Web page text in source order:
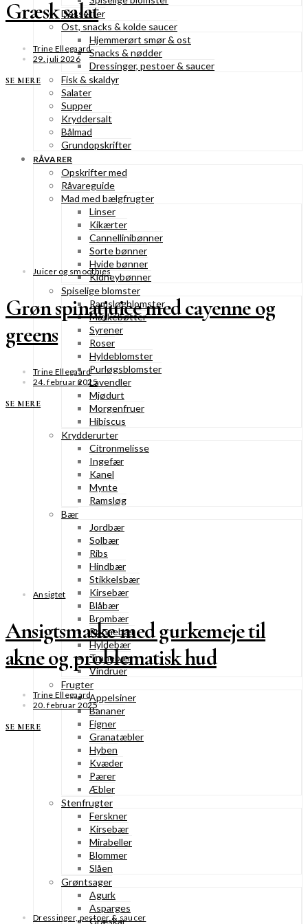
Desserter
Ost, snacks & kolde saucer
Hjemmerørt smør & ost
Snacks & nødder
Dressinger, pestoer & saucer
Fisk & skaldyr
Salater
Supper
Kryddersalt
Bålmad
Grundopskrifter
RÅVARER
Opskrifter med
Råvareguide
Mad med bælgfrugter
Linser
Kikærter
Cannellinibønner
Sorte bønner
Hvide bønner
Kidneybønner
Spiselige blomster
Ramsløgblomster
Mælkebøtter
Syrener
Roser
Hyldeblomster
Purløgsblomster
Lavendler
Mjødurt
Morgenfruer
Hibiscus
Krydderurter
Citronmelisse
Ingefær
Kanel
Mynte
Ramsløg
Bær
Jordbær
Solbær
Ribs
Hindbær
Stikkelsbær
Kirsebær
Blåbær
Brombær
Rønnebær
Hyldebær
Tranebær
Vindruer
Frugter
Appelsiner
Bananer
Figner
Granatæbler
Hyben
Kvæder
Pærer
Æbler
Stenfrugter
Ferskner
Kirsebær
Mirabeller
Blommer
Slåen
Grøntsager
Agurk
Asparges
Græskar
Græsk salat
Trine Ellegaard
29. juli 2026
SE MERE
Juicer og smoothies
Grøn spinatjuice med cayenne og
greens
Trine Ellegaard
24. februar 2025
SE MERE
Ansigtet
Ansigtsmaske med gurkemeje til
akne og problematisk hud
Trine Ellegaard
20. februar 2025
SE MERE
Dressinger, pestoer & saucer